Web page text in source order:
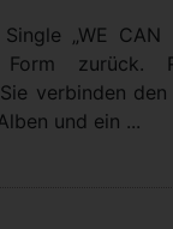
„WE CAN
zurück.
verbinden
und ein ...